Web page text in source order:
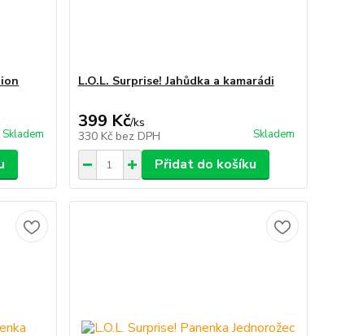
Skladem
L.O.L. Surprise! Jahůdka a kamarádi
399 Kč/ks
330 Kč bez DPH Skladem
Přidat do košíku